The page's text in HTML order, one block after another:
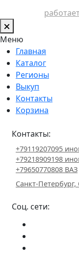
Меню
Главная
Каталог
Регионы
Выкуп
Контакты
Корзина
Контакты:
+79119207095
+79218909198
+79650770808 ВАЗ
Санкт-
Соц. сети: